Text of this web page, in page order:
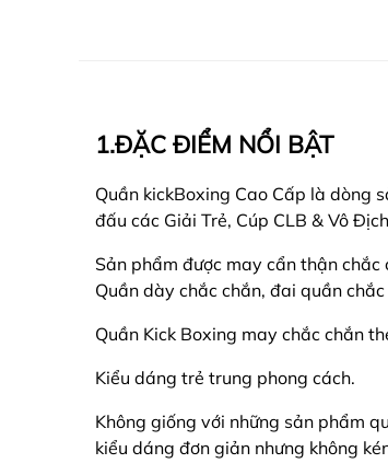
1.ĐẶC ĐIỂM NỔI BẬT
Quần kickBoxing Cao Cấp là dòng
đấu các Giải Trẻ, Cúp CLB & Vô
Sản phẩm được may cẩn thận
Quần dày chắc chắn, đai quần
Quần Kick Boxing may chắc chắn
Kiểu dáng trẻ trung phong cách.
Không giống với những sản phẩm
kiểu dáng đơn giản nhưng không